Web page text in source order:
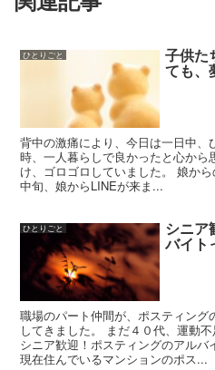
ひとりごと 子供た
ても、
背中の激痛により、今日は一日中、
時、一人暮らしで良かったと心か
け、ゴロゴロしていました。 娘か
中旬、娘からLINEが来ま...
ひとりごと シニア
バイト
職場のパート仲間が、ポスティン
してきました。 まだ４０代、運動
シニア歓迎！ポスティングのアルバ
現在住んでいるマンションのポス...